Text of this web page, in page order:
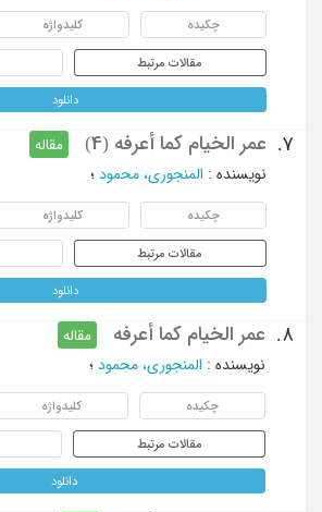
چکیده کلیدواژه
مقالات مرتبط
دانلود
7. عمر الخیام کما أعرفه (4)
مقاله
نویسنده : المنجوری، محمود ؛
چکیده کلیدواژه
مقالات مرتبط
دانلود
8. عمر الخیام کما أعرفه
مقاله
نویسنده : المنجوری، محمود ؛
چکیده کلیدواژه
مقالات مرتبط
دانلود